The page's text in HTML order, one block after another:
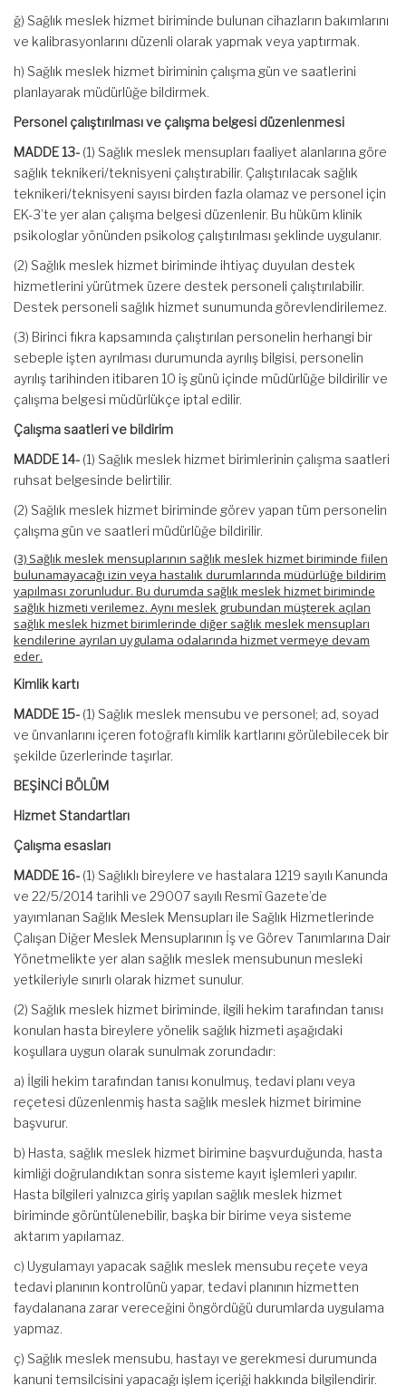
ğ) Sağlık meslek hizmet biriminde bulunan cihazların bakımlarını
ve kalibrasyonlarını düzenli olarak yapmak veya yaptırmak.
h) Sağlık meslek hizmet biriminin çalışma gün ve saatlerini
planlayarak müdürlüğe bildirmek.
Personel çalıştırılması ve çalışma belgesi düzenlenmesi
MADDE 13- (1) Sağlık meslek mensupları faaliyet alanlarına göre
sağlık teknikeri/teknisyeni çalıştırabilir. Çalıştırılacak sağlık
teknikeri/teknisyeni sayısı birden fazla olamaz ve personel için
EK-3’te yer alan çalışma belgesi düzenlenir. Bu hüküm klinik
psikologlar yönünden psikolog çalıştırılması şeklinde uygulanır.
(2) Sağlık meslek hizmet biriminde ihtiyaç duyulan destek
hizmetlerini yürütmek üzere destek personeli çalıştırılabilir.
Destek personeli sağlık hizmet sunumunda görevlendirilemez.
(3) Birinci fıkra kapsamında çalıştırılan personelin herhangi bir
sebeple işten ayrılması durumunda ayrılış bilgisi, personelin
ayrılış tarihinden itibaren 10 iş günü içinde müdürlüğe bildirilir ve
çalışma belgesi müdürlükçe iptal edilir.
Çalışma saatleri ve bildirim
MADDE 14- (1) Sağlık meslek hizmet birimlerinin çalışma saatleri
ruhsat belgesinde belirtilir.
(2) Sağlık meslek hizmet biriminde görev yapan tüm personelin
çalışma gün ve saatleri müdürlüğe bildirilir.
(3) Sağlık meslek mensuplarının sağlık meslek hizmet biriminde fiilen
bulunamayacağı izin veya hastalık durumlarında müdürlüğe bildirim
yapılması zorunludur. Bu durumda sağlık meslek hizmet biriminde
sağlık hizmeti verilemez. Aynı meslek grubundan müşterek açılan
sağlık meslek hizmet birimlerinde diğer sağlık meslek mensupları
kendilerine ayrılan uygulama odalarında hizmet vermeye devam
eder.
Kimlik kartı
MADDE 15- (1) Sağlık meslek mensubu ve personel; ad, soyad
ve ünvanlarını içeren fotoğraflı kimlik kartlarını görülebilecek bir
şekilde üzerlerinde taşırlar.
BEŞİNCİ BÖLÜM
Hizmet Standartları
Çalışma esasları
MADDE 16- (1) Sağlıklı bireylere ve hastalara 1219 sayılı Kanunda
ve 22/5/2014 tarihli ve 29007 sayılı Resmî Gazete’de
yayımlanan Sağlık Meslek Mensupları ile Sağlık Hizmetlerinde
Çalışan Diğer Meslek Mensuplarının İş ve Görev Tanımlarına Dair
Yönetmelikte yer alan sağlık meslek mensubunun mesleki
yetkileriyle sınırlı olarak hizmet sunulur.
(2) Sağlık meslek hizmet biriminde, ilgili hekim tarafından tanısı
konulan hasta bireylere yönelik sağlık hizmeti aşağıdaki
koşullara uygun olarak sunulmak zorundadır:
a) İlgili hekim tarafından tanısı konulmuş, tedavi planı veya
reçetesi düzenlenmiş hasta sağlık meslek hizmet birimine
başvurur.
b) Hasta, sağlık meslek hizmet birimine başvurduğunda, hasta
kimliği doğrulandıktan sonra sisteme kayıt işlemleri yapılır.
Hasta bilgileri yalnızca giriş yapılan sağlık meslek hizmet
biriminde görüntülenebilir, başka bir birime veya sisteme
aktarım yapılamaz.
c) Uygulamayı yapacak sağlık meslek mensubu reçete veya
tedavi planının kontrolünü yapar, tedavi planının hizmetten
faydalanana zarar vereceğini öngördüğü durumlarda uygulama
yapmaz.
ç) Sağlık meslek mensubu, hastayı ve gerekmesi durumunda
kanuni temsilcisini yapacağı işlem içeriği hakkında bilgilendirir.